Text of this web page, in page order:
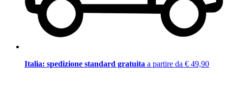
Italia: spedizione standard gratuita a partire da € 49,90